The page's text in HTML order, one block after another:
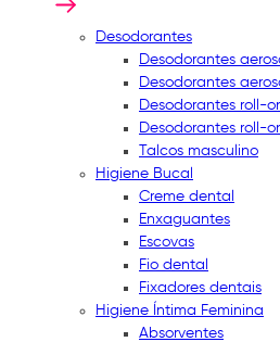
Desodorantes
Desodorantes
Desodorantes
Desodorantes roll-
Desodorantes roll-
Talcos masculino
Higiene Bucal
Creme dental
Enxaguantes
Escovas
Fio dental
Fixadores dentais
Higiene Íntima Feminina
Absorventes